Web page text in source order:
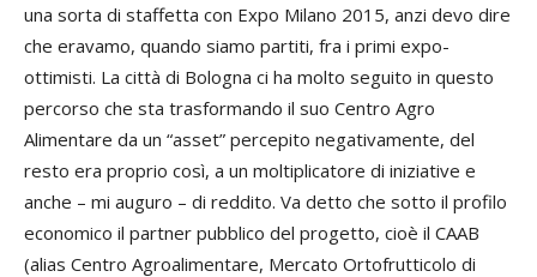
una sorta di staffetta con Expo Milano 2015, anzi devo dire
che eravamo, quando siamo partiti, fra i primi expo-
ottimisti. La città di Bologna ci ha molto seguito in questo
percorso che sta trasformando il suo Centro Agro
Alimentare da un “asset” percepito negativamente, del
resto era proprio così, a un moltiplicatore di iniziative e
anche – mi auguro – di reddito. Va detto che sotto il profilo
economico il partner pubblico del progetto, cioè il CAAB
(alias Centro Agroalimentare, Mercato Ortofrutticolo di